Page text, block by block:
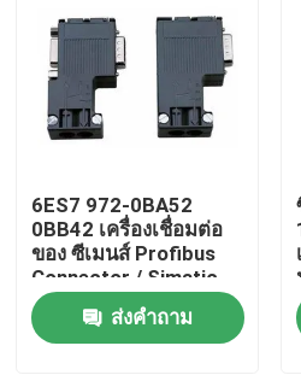
6ES7 972-0BA52
0BB42 เครื่องเชื่อมต่อ
ของ ซีเมนส์ Profibus
Connector / Simatic
ET200 ของ ซีเมนส์ Bus
Connectorส่งคำถาม